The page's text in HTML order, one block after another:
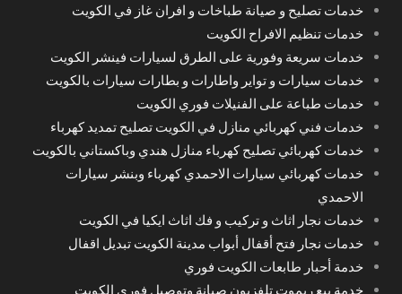
خدمات تصليح و صيانة طباخات و افران غاز في الكويت
خدمات تنظيم الافراح الكويت
خدمات سريعة وفورية على الطرق لسيارات فينشر الكويت
خدمات سيارات و تواير واطارات و بطارات سيارات بالكويت
خدمات طباعة على الفنيلات فوري الكويت
خدمات فني كهربائي منازل في الكويت تصليح تمديد كهرباء
خدمات كهربائي تصليح كهرباء منازل هندي وباكستاني بالكويت
خدمات كهربائي سيارات الاحمدي كهرباء وبنشر سيارات
الاحمدي
خدمات نجار اثاث و تركيب و فك اثاث ايكيا في الكويت
خدمات نجار فتح أقفال أبواب مدينة الكويت تبديل اقفال
خدمة أحبار طابعات الكويت فوري
خدمة بيع ريموت تلفزيون صيانة وتوصيل فوري الكويت